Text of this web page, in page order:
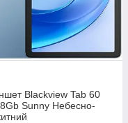
Blackview Tab 60
Sunny Небесно-